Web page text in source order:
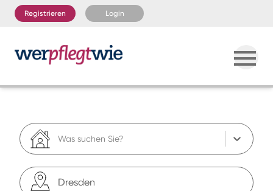
Registrieren Login
Was suchen Sie?